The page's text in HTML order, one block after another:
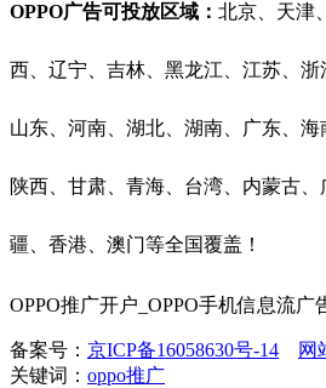
OPPO广告可投放区域： 北京、天津
西、辽宁、吉林、黑龙江、江苏、浙
山东、河南、湖北、湖南、广东、海
陕西、甘肃、青海、台湾、内蒙古
疆、香港、澳门等全国覆盖！
OPPO推广开户_OPPO手机信息流广
备案号： 京ICP备16058630号-14
网
关键词： oppo推广